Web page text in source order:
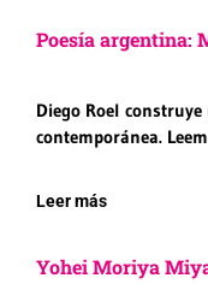
Poesía argentina:
Diego Roel
contemporánea.
Leer más
Yohei Moriya